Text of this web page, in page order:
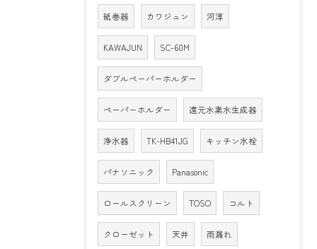
紙巻器 カワジュン 河淳
KAWAJUN SC-60M
ダブルペーパーホルダー
ペーパーホルダー 還元水素水生成器
浄水器 TK-HB41JG キッチン水栓
パナソニック Panasonic
ロールスクリーン TOSO コルト
クローゼット 天井 雨漏れ